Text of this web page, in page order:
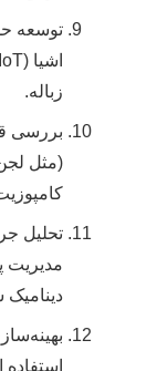
توسعه
زباله.
بررسی
(مثل
تحلیل
مدیریت